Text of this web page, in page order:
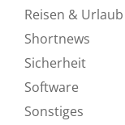
Reisen & Urlaub
Shortnews
Sicherheit
Software
Sonstiges